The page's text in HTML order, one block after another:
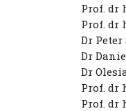
Prof. dr
Prof. dr
Dr
Dr
Dr
Prof. dr
Prof. dr